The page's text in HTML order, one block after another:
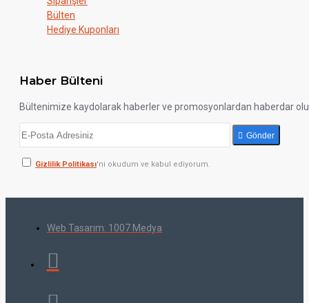
Bülten
Hediye Kuponları
Haber Bülteni
Bültenimize kaydolarak haberler ve promosyonlardan haberdar
Gönder
Gizlilik Politikası'ni okudum ve kabul ediyorum.
Web Tasarım: 1007 Medya